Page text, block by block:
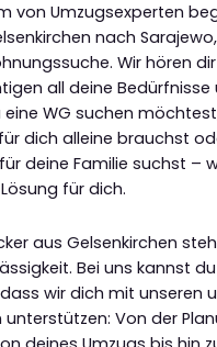
von Umzugsexperten
nach
Wir hören
all deine Bedürfnisse
WG suchen
dich alleine brauchst
deine Familie suchst –
für dich.
aus Gelsenkirchen
Bei uns kannst
wir dich mit unseren
unterstützen: Von der